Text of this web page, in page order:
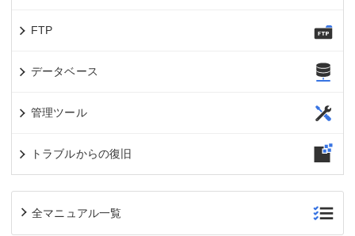
FTP
データベース
管理ツール
トラブルからの復旧
全マニュアル一覧